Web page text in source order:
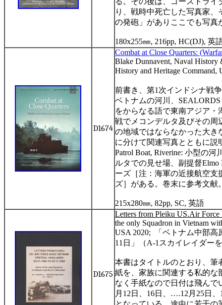
り、戦時中死亡した写真家
の発砲」がありここでも写真
180x255㎜, 216pp, HC(DJ), 英
D1674
Combat at Close Quarters: (
Blake Dunnavent, Naval History
History and Heritage Command,
前書き、第1 次インドシナ戦
ベトナムの河川、 SEALORDS
をからなる語で東南アジア
戦でメコンデルタ及びその周
の地域ではならなかった大き
に分けて関連写真とともに
Patrol Boat, Riverine: 小型の河
ルタでの見せ場、副提督Elmo
ーズ［注：海軍の近接航空
ズ］がある。巻末に参考文献
215x280㎜, 82pp, SC, 英語
D1675
Letters from Pleiku US.Air Force
the only Squadron in Vietnam
USA 2020;
「ベトナム中部
11 日」（A-1 スカイレイダー
本書はタイトルのとおり、筆
紙を、家族に関連する私的な
なく手紙なので日付は飛んで
月 12 日、 16日、 ….12 月 25日、